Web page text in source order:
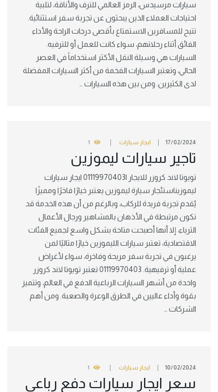
سيارات مرسيدس، الرمز العالمي للترف والأناقة، لتلبية
احتياجات العملاء الذين يبحثون عن تجربة سفر استثنائية.
تتيح للمسافرين الاستمتاع بأقصى درجات الراحة والأداء
الفائق أثناء رحلاتهم، سواء كانت للعمل أو للترفيه.
السيارات هي وسيلة النقل الأكثر استخداماً في العصر
الحالي، وتعتبر السيارات الفخمة من أكثر السيارات المفضلة
لدى الكثيرين. ومن بين هذه السيارات …
17/02/2024 ايجار سيارات 1
تاجير سيارات ليموزين
تويوتا لاند كروزر للايجار |01119970403 ايجار سيارات
ليموزيناستئجار سيارة ليموزين يعتبر خيارًا فاخرًا ومميزًا
يُقدم تجربة فريدة للركاب، وبالرغم من أن هذه الخدمة قد
تكون مرتبطة في الأذهان بالمشاهير ورجال الأعمال
الثرياء، إلا أنها أصبحت متاحة بشكل واسع لجميع الفئات
الاقتصادية، تعتبر سيارات الليموزين خيارًا مثاليًا لمن
يرغبون في تجربة سفر مريحة وفاخرة، سواء لأغراض
عملية أو ترفيهية. 01119970403 تعتبر تويوتا لاند كروزر
واحدة من أشهر السيارات الرباعية الدفع في العالم، وتتميز
بقوة وأداء عاليين في الطرق الوعرة والصعبة. ومن أهم
الشركات …
10/02/2024 ايجار سيارات 1
سعر ايجار سيارات دفع رباعي